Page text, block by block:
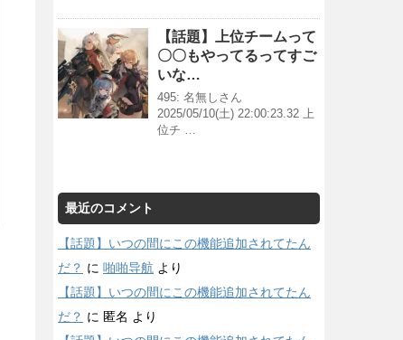
【話題】上位チームって
〇〇もやってるってすご
いな…
495: 名無しさん
2025/05/10(土) 22:00:23.32 上
位チ …
最近のコメント
【話題】いつの間にこの機能追加されてたん
だ？ に 啪啪导航 より
【話題】いつの間にこの機能追加されてたん
だ？ に 匿名 より